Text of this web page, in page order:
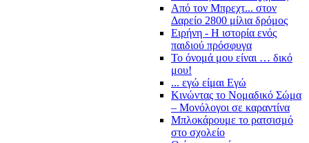
Από τον Μπρεχτ... στον
Δαρείο 2800 μίλια δρόμος
Ειρήνη - Η ιστορία ενός
παιδιού πρόσφυγα
Το όνομά μου είναι … δικό
μου!
... εγώ είμαι Εγώ
Κινώντας το Νομαδικό Σώμα
– Μονόλογοι σε καραντίνα
Μπλοκάρουμε το ρατσισμό
στο σχολείο